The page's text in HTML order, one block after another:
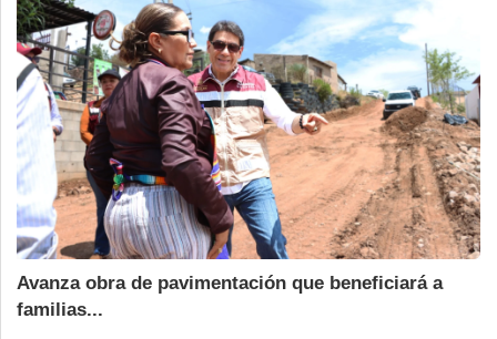
Avanza obra de pavimentación que beneficiará a
familias...